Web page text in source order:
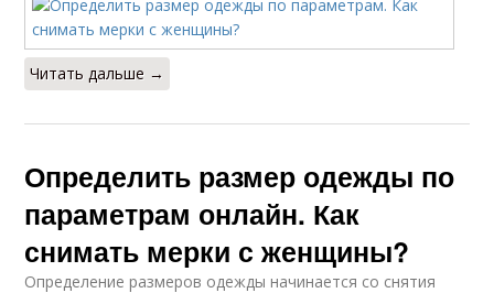
Читать дальше →
Определить размер одежды по
параметрам онлайн. Как
снимать мерки с женщины?
Определение размеров одежды начинается со снятия